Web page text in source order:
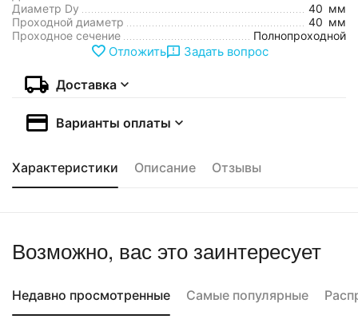
Диаметр Dy
40 мм
Проходной диаметр
40 мм
Проходное сечение
Полнопроходной
Отложить Задать вопрос
Доставка
Варианты оплаты
Характеристики Описание Отзывы
Возможно, вас это заинтересует
Недавно просмотренные Самые популярные